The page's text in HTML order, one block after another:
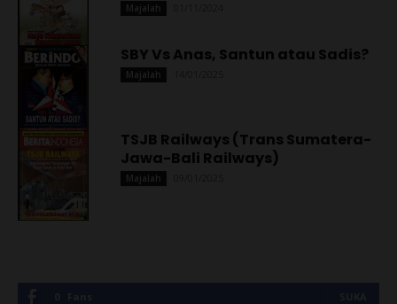
Majalah
SBY Vs Anas, Santun atau Sadis?
Majalah
TSJB Railways (Trans Sumatera-
Jawa-Bali Railways)
Majalah